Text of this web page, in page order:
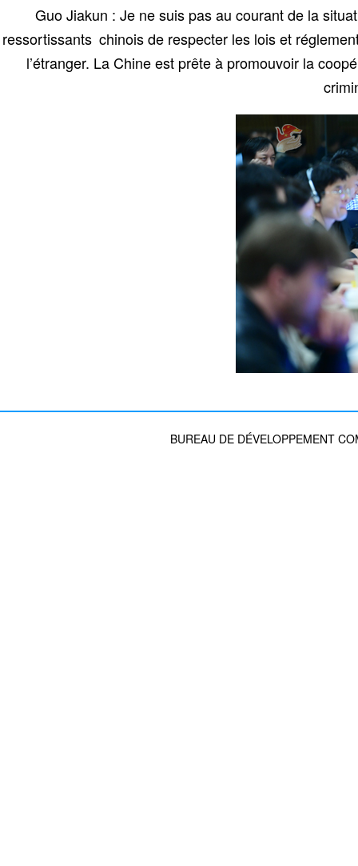
Guo Jiakun : Je ne suis pas au courant de la
ressortissants chinois de respecter les lois et
l’étranger. La Chine est prête à promouvoir la
BUREAU DE DÉVELOPPEMENT